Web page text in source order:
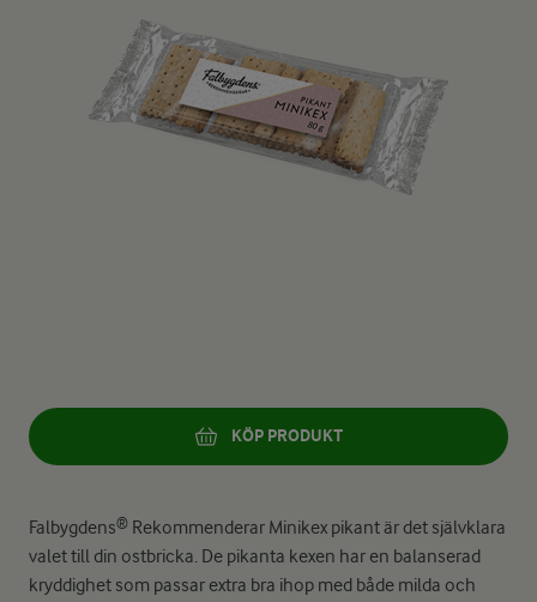
KÖP PRODUKT
Falbygdens® Rekommenderar Minikex pikant är det självklara
valet till din ostbricka. De pikanta kexen har en balanserad
kryddighet som passar extra bra ihop med både milda och